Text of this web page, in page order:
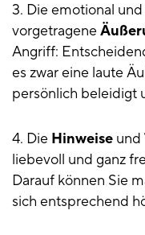
3. Die emotional
vorgetragene
Angriff:
es zwar eine laute
persönlich beleidigt
4. Die Hinweise und
liebevoll und ganz
Darauf können Sie
sich entsprechend